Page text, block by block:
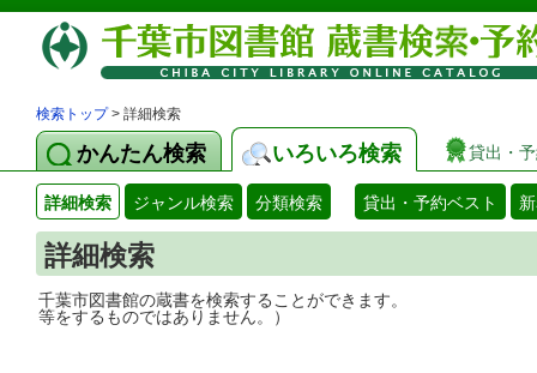
検索トップ> 詳細検索
かんたん検索 いろいろ検索 貸出・
詳細検索 ジャンル検索 分類検索 貸出・予約ベスト
詳細検索
千葉市図書館の蔵書を検索することがで
等をするものではありません。）